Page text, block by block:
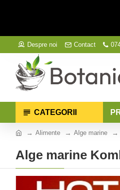
Despre noi Contact
CATEGORII
Alimente Alge marine
Alge marine